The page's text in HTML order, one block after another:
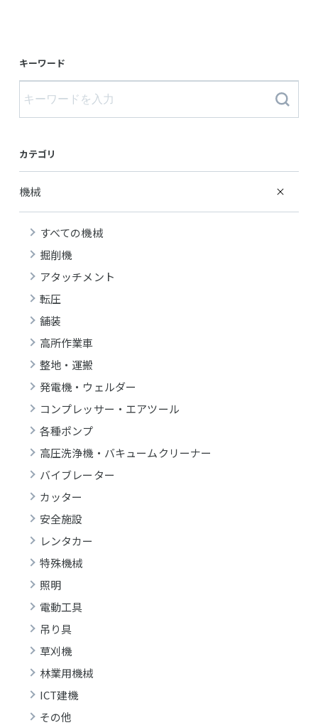
キーワード
カテゴリ
機械
すべての機械
掘削機
アタッチメント
転圧
舗装
高所作業車
整地・運搬
発電機・ウェルダー
コンプレッサー・エアツール
各種ポンプ
高圧洗浄機・バキュームクリーナー
バイブレーター
カッター
安全施設
レンタカー
特殊機械
照明
電動工具
吊り具
草刈機
林業用機械
ICT建機
その他